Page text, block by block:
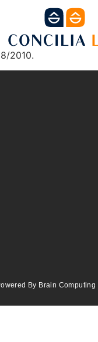
2010.
By Brain